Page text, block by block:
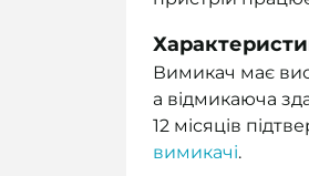
Вимикач має
а відмикаюча
12 місяців
вимикачі.